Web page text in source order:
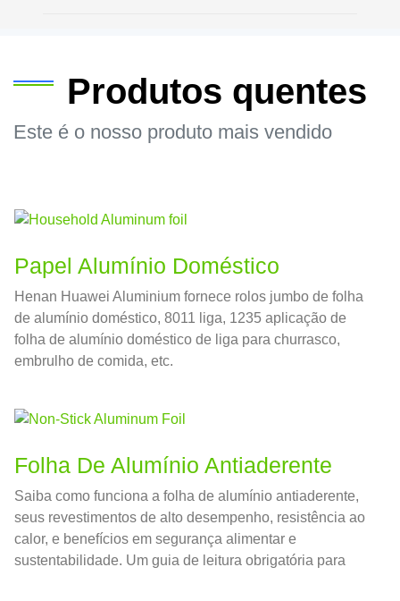
Produtos quentes
Este é o nosso produto mais vendido
Papel Alumínio Doméstico
Henan Huawei Aluminium fornece rolos jumbo de folha
de alumínio doméstico, 8011 liga, 1235 aplicação de
folha de alumínio doméstico de liga para churrasco,
embrulho de comida, etc.
Folha De Alumínio Antiaderente
Saiba como funciona a folha de alumínio antiaderente,
seus revestimentos de alto desempenho, resistência ao
calor, e benefícios em segurança alimentar e
sustentabilidade. Um guia de leitura obrigatória para